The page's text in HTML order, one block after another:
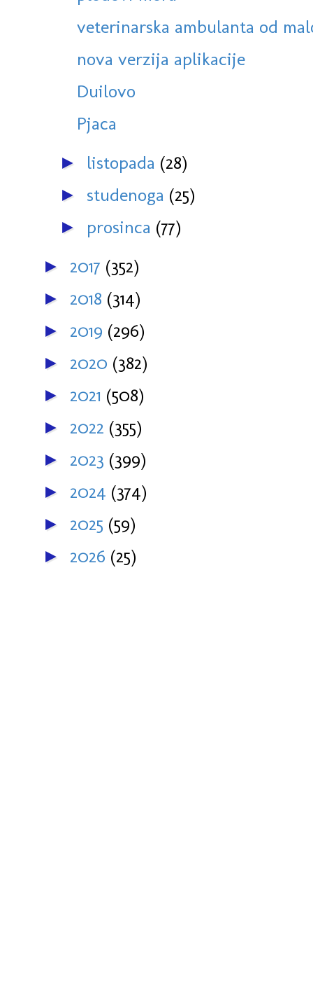
veterinarska ambulanta od
nova verzija aplikacije
Duilovo
Pjaca
► listopada (28)
► studenoga (25)
► prosinca (77)
► 2017 (352)
► 2018 (314)
► 2019 (296)
► 2020 (382)
► 2021 (508)
► 2022 (355)
► 2023 (399)
► 2024 (374)
► 2025 (59)
► 2026 (25)